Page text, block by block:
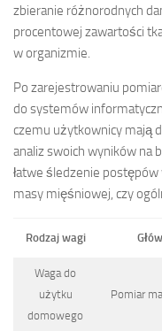
zbieranie różnorodnych
procentowej zawartości
w organizmie.
Po zarejestrowaniu
do systemów
czemu użytkownicy mają
analiz swoich wyników na
łatwe śledzenie
masy mięśniowej, czy
Rodzaj wagi
Waga do
użytku
domowego
Pomiar